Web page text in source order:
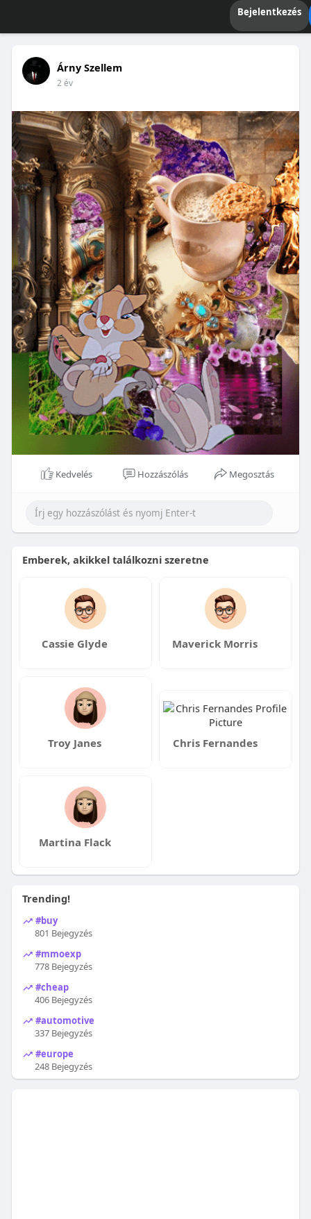
Bejelentkezés
Árny Szellem
2 év
Kedvelés Hozzászólás Megosztás
Emberek, akikkel találkozni szeretne
Cassie Glyde Maverick Morris
Troy Janes Chris Fernandes
Martina Flack
Trending!
#buy
801 Bejegyzés
#mmoexp
778 Bejegyzés
#cheap
406 Bejegyzés
#automotive
337 Bejegyzés
#europe
248 Bejegyzés